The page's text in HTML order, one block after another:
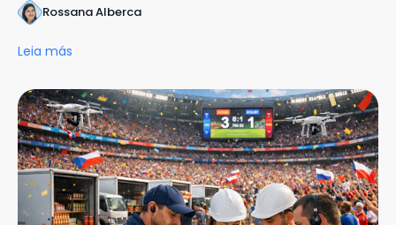
Rossana Alberca
Leia más